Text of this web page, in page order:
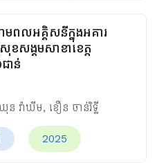
ាមពលអគ្គិសនីក្នុងអគារ
ខ​សង្គមសាខាខេត្ត
ាន់
ន វ៉ាឃីម​, ខឿន ចាន់រិទ្ធី​
2025